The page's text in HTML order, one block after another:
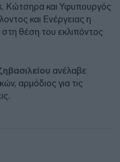
Κώτσηρα και Υφυπουργός
και Ενέργειας η
στη θέση του εκλιπόντος
ανέλαβε
αρμόδιος για τις